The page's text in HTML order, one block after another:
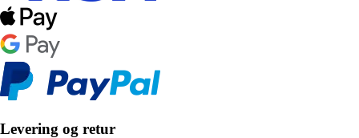
Levering og retur